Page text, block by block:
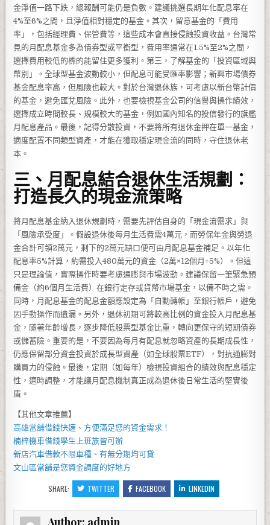
金淨值一路下跌，總報酬可能仍是負數。建議挑選長期年化配息率在
4%至6%之間，且淨值相對穩定的基金。其次，留意基金的「費用
率」，包括經理費、保管費等，這些成本會直接侵蝕投資收益。台灣常
見的月配息基金多為債券型或平衡型，費用率通常在1.5%至2%之間，
選擇費用較低的標的能留住更多獲利。第三，了解基金的「投資區域與
幣別」。全球型基金波動較小，但配息可能受匯率影響；新興市場債券
基金配息率高，但風險也較大。對於台灣退休族，可考慮以新台幣計價
的基金，避免匯兌風險。此外，也要檢視基金公司的信譽與操作績效，
選擇成立時間較長、規模較大的基金，例如國內知名的投信發行的旗艦
月配息產品。最後，記得分散投資，不要將所有退休金押在單一基金，
適度配置不同類型資產，才能在獲取穩定現金流的同時，守住退休老
本。
三、月配息結合退休生活規劃：
打造長久的現金流策略
將月配息基金納入退休規劃時，需要先評估自身的「現金流需求」與
「風險承受度」。假設退休後每月生活費需4萬元，而勞保年金與勞退
金合計可領2萬元，剩下的2萬元缺口便可由月配息基金補足。以年化
配息率5%計算，約需投入480萬元的資金（2萬×12個月÷5%）。但這
只是理論值，實際操作時要考慮通膨與市場波動。建議保留一筆緊急預
備金（約6個月生活費）在銀行定存或貨幣市場基金，以備不時之需。
同時，月配息基金的配息金額應設定為「自動轉帳」至銀行帳戶，避免
因手動操作而遺漏。另外，退休初期可將較高比例的資金投入月配息基
金，隨著年齡增長，逐步降低股票型基金比重，轉向更保守的短期債券
或儲蓄險。重要的是，不要因為每月有配息就忽略資產的長期成長性，
仍應保留部分資金投資於成長型資產（如全球股票ETF），對抗通膨對
購買力的侵蝕。最後，定期（如每年）檢視投資組合的績效與配息穩定
性，適時調整，才能讓月配息機制真正成為退休後日常生活的堅實後
盾。
【其他文章推薦】
高雄當舖借錢快速、方便滿足您的資金需求！
楠梓機車借錢學生上班族皆可辦
新店汽車借款不限車種、有無分期均可貸
文山區當舖是您資金調度的好地方
SHARE: TWITTER FACEBOOK LINKEDIN
Author: admin